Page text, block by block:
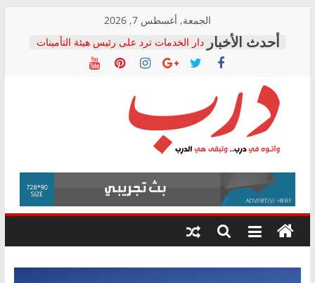
content
الجمعة, أغسطس 7, 2026
دار الخدمات ترد على رئيس هيئة التأمينات
بعد مؤتمره الصحفي: إنكار الأزمة لا ينهي
معاناة أصحاب المعاشات.. ونطالب بكشف
فرحات سليمان يكتب: القطاع الصحي إلى
أين؟
حزب التحالف الشعبي يطلق لجنة “الحق
في الصحة” بالإسكندرية لرصد الانتهاكات
ودعم المرضى
الوزاري لمدينة الصحفيين.. وانتهاء أعمال
إنشاء المبنى الإداري
المجلس القومي لحقوق الإنسان يعلن
متابعة قضية الدكتور محمد زهران.. ويؤكد:
قرينة البراءة وضمانات المحاكمة العادلة
درب
وأتوه
درب..
وتبقى
هي